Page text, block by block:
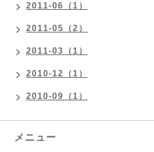
2011-06（1）
2011-05（2）
2011-03（1）
2010-12（1）
2010-09（1）
メニュー